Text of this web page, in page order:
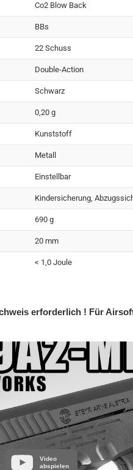
Co2 Blow Back
BBs
22 Schuss
Double-Action
Schwarz
0,20 g
Kunststoff
Metall
Einstellbar
Kindersicherung,
690 g
20 mm
< 1,0 Joule
erforderlich ! Für
Video
abspielen